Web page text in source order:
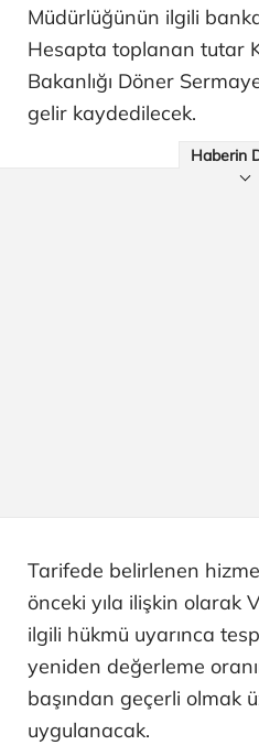
Müdürlüğünün ilgili
Hesapta toplanan tutar
Bakanlığı Döner
gelir kaydedilecek.
Haberin
Tarifede belirlenen
önceki yıla ilişkin olarak
ilgili hükmü uyarınca
yeniden değerleme
başından geçerli olmak
uygulanacak.